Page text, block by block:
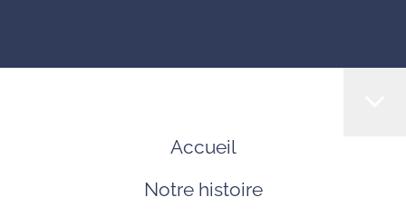
Accueil
Notre histoire